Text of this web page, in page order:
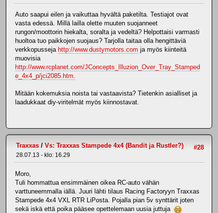
Auto saapui eilen ja vaikuttaa hyvältä paketilta. Testiajot ovat
vasta edessä. Millä lailla olette muuten suojanneet
rungon/moottorin hiekalta, soralta ja vedeltä? Helpottaisi varmasti
huoltoa tuo paikkojen suojaus? Tarjolla taitaa olla hengittäviä
verkkopusseja http://www.dustymotors.com ja myös kiinteitä
muovisia
http://www.rcplanet.com/JConcepts_Illuzion_Over_Tray_Stamped
e_4x4_p/jci2085.htm.
Mitään kokemuksia noista tai vastaavista? Tietenkin asialliset ja
laadukkaat diy-viritelmät myös kiinnostavat.
#28
Traxxas / Vs: Traxxas Stampede 4x4 (Bandit ja Rustler?)
28.07.13 - klo: 16.29
Moro,
Tuli hommattua ensimmäinen oikea RC-auto vähän
varttuneemmalla iällä. Juuri lähti tilaus Racing Factoryyn Traxxas
Stampede 4x4 VXL RTR LiPosta. Pojalla pian 5v synttärit joten
sekä iskä että poika pääsee opettelemaan uusia juttuja